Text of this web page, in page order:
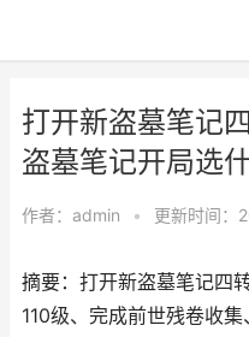
打开新盗墓笔记
盗墓笔记开局选
作者： admin • 更新时间
摘要：打开新盗墓笔记四
110级、完成前世残卷收